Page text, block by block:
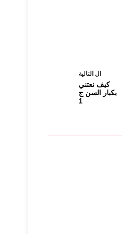
ال التالية
كيف نعتني
بكبار السن ج
1